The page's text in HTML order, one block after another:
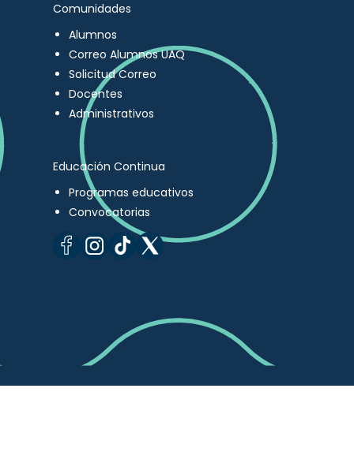
Comunidades
Alumnos
Correo Alumnos UAQ
Solicitud Correo
Docentes
Administrativos
Educación Continua
Programas educativos
Convocatorias